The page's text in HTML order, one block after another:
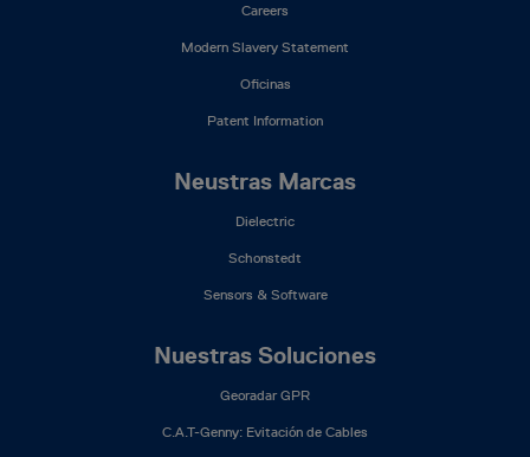
Careers
Modern Slavery Statement
Oficinas
Patent Information
Neustras Marcas
Dielectric
Schonstedt
Sensors & Software
Nuestras Soluciones
Georadar GPR
C.A.T-Genny: Evitación de Cables